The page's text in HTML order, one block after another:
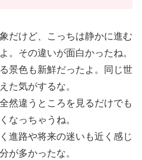
だけど、こっちは静かに進む
。その違いが面白かったね。
景色も新鮮だったよ。同じ世
た気がするな。
然違うところを見るだけでも
なっちゃうね。
進路や将来の迷いも近く感じ
が多かったな。